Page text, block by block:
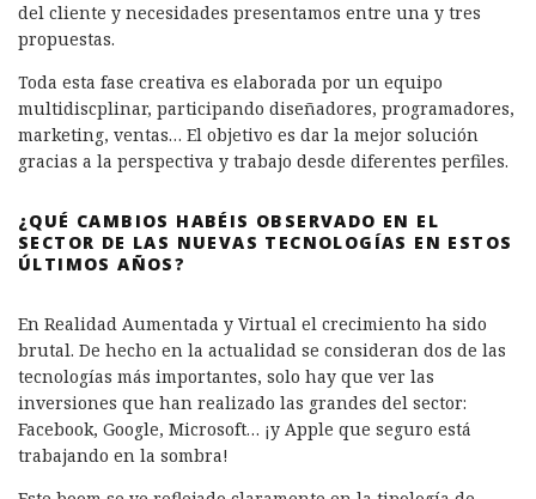
del cliente y necesidades presentamos entre una y tres
propuestas.
Toda esta fase creativa es elaborada por un equipo
multidiscplinar, participando diseñadores, programadores,
marketing, ventas… El objetivo es dar la mejor solución
gracias a la perspectiva y trabajo desde diferentes perfiles.
¿QUÉ CAMBIOS HABÉIS OBSERVADO EN EL
SECTOR DE LAS NUEVAS TECNOLOGÍAS EN ESTOS
ÚLTIMOS AÑOS?
En Realidad Aumentada y Virtual el crecimiento ha sido
brutal. De hecho en la actualidad se consideran dos de las
tecnologías más importantes, solo hay que ver las
inversiones que han realizado las grandes del sector:
Facebook, Google, Microsoft… ¡y Apple que seguro está
trabajando en la sombra!